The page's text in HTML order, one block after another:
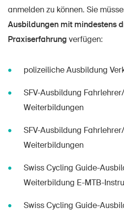
anmelden zu können. Sie
Ausbildungen mit mindestens
Praxiserfahrung verfügen:
polizeiliche Ausbildung
SFV-Ausbildung
Weiterbildungen
SFV-Ausbildung
Weiterbildungen
Swiss Cycling Guide-
Weiterbildung E-MTB-
Swiss Cycling Guide-